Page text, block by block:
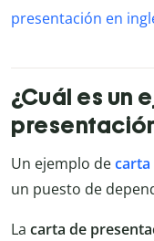
presentación en
¿Cuál es un
Un ejemplo decarta
un puesto de
La carta de